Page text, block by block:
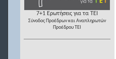
7+1 Ερωτήσεις για τα ΤΕΙ
Σύνοδος Προέδρων και Αναπληρωτών
Προέδρου ΤΕΙ